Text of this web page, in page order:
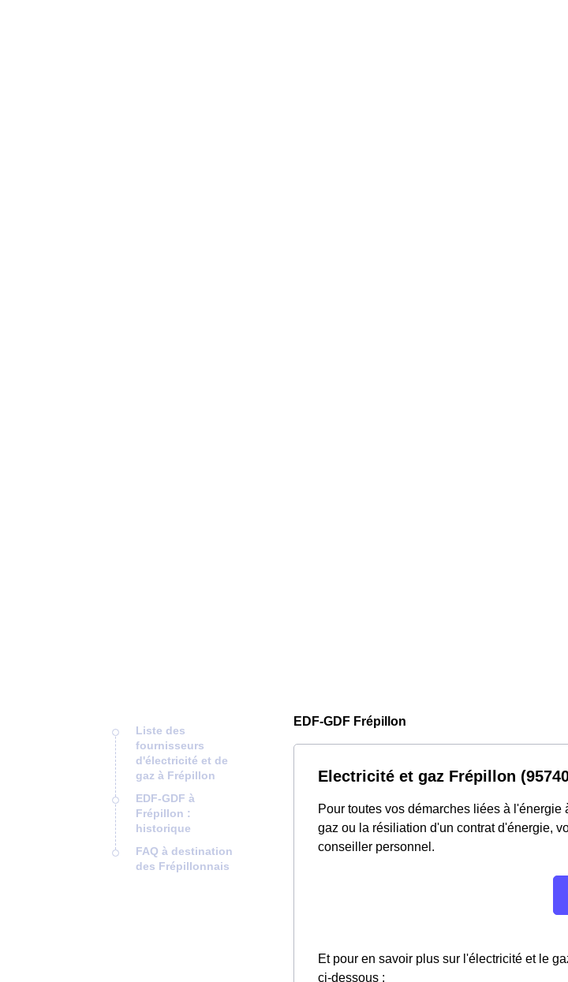
Liste des
fournisseurs
d'électricité et de
gaz à Frépillon
EDF-GDF à
Frépillon :
historique
FAQ à destination
des Frépillonnais
EDF-GDF Frépillon
Electricité et gaz Frépillon
Pour toutes vos démarches liées à
gaz ou la résiliation d'un contrat d'énergie,
conseiller personnel.
Et pour en savoir plus sur l'électricité et le
ci-dessous :